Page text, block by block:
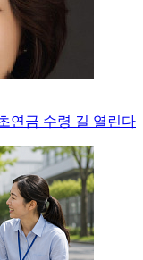
연금 수령 길 열린다